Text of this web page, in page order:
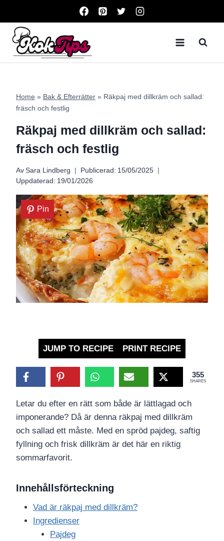
content
Home » Bak & Efterrätter » Räkpaj med dillkräm och sallad:
fräsch och festlig
Räkpaj med dillkräm och sallad:
fräsch och festlig
Av Sara Lindberg Publicerad: 15/05/2025
Uppdaterad: 19/01/2026
Pin
JUMP TO RECIPE PRINT RECIPE
355
SHARES
Letar du efter en rätt som både är lättlagad och
imponerande? Då är denna räkpaj med dillkräm
och sallad ett måste. Med en spröd pajdeg, saftig
fyllning och frisk dillkräm är det här en riktig
sommarfavorit.
Innehållsförteckning
Vad är räkpaj med dillkräm?
Ingredienser
Pajdeg